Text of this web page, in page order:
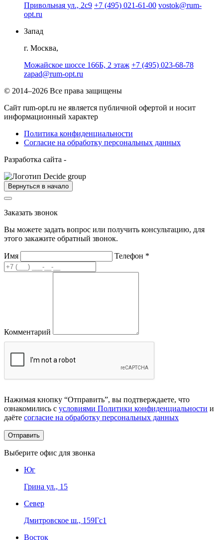
Привольная ул., 2с9 +7 (495) 021-61-00 vostok@rum-
opt.ru
Запад
г. Москва,
Можайское шоссе 166Б, 2 этаж +7 (495) 023-68-78
zapad@rum-opt.ru
© 2014–2026 Все права защищены
Сайт rum-opt.ru не является публичной офертой и носит
информационный характер
Политика конфиденциальности
Согласие на обработку персональных данных
Разработка сайта -
Вернуться в начало
Заказать звонок
Вы можете задать вопрос или получить консультацию, для
этого закажите обратный звонок.
Имя Телефон *
Комментарий
Нажимая кнопку “Отправить”, вы подтверждаете, что
ознакомились с условиями Политики конфиденциальности и
даёте согласие на обработку персональных данных
Выберите офис для звонка
Юг
Грина ул., 15
Север
Дмитровское ш., 159Гс1
Восток